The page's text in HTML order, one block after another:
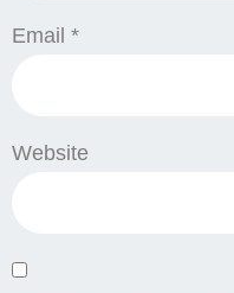
Email *
Website